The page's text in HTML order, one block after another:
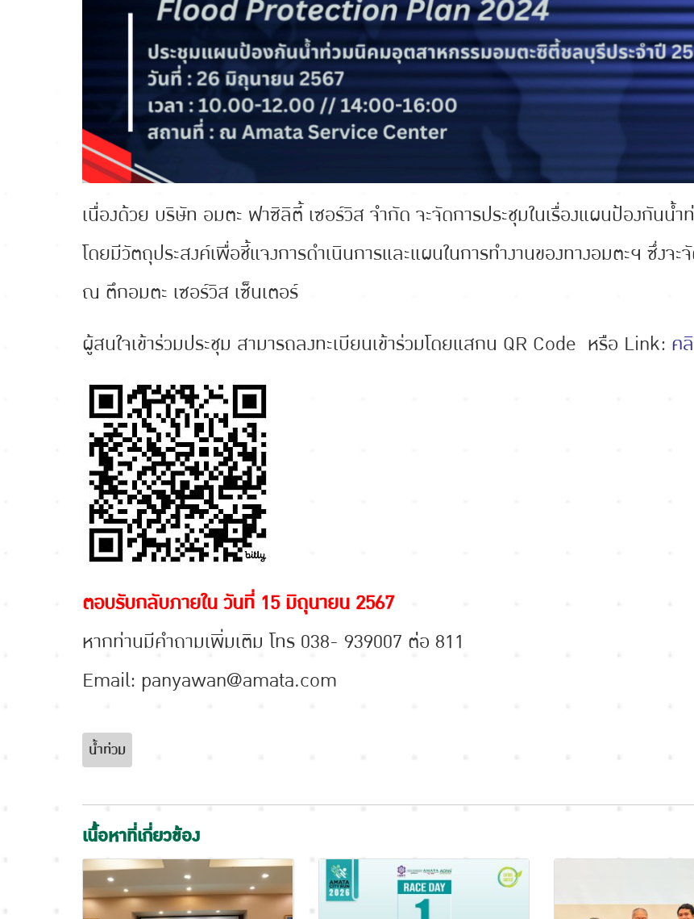
เนื่องด้วย บริษัท อมตะ ฟาซิลิตี้ เซอร์วิส จำกัด จะจัดการประชุมในเรื่องแผนป้องกันน้
โดยมีวัตถุประสงค์เพื่อชี้แจงการดำเนินการและแผนในการทำงานของทางอมตะฯ ซึ่ง
ณ ตึกอมตะ เซอร์วิส เซ็นเตอร์
ผู้สนใจเข้าร่วมประชุม สามารถลงทะเบียนเข้าร่วมโดยแสกน QR Code หรือ Link: ค
ตอบรับกลับภายใน วันที่ 15 มิถุนายน 2567
หากท่านมีคำถามเพิ่มเติม โทร 038- 939007 ต่อ 811
Email: panyawan@amata.com
น้ำท่วม
เนื้อหาที่เกี่ยวข้อง